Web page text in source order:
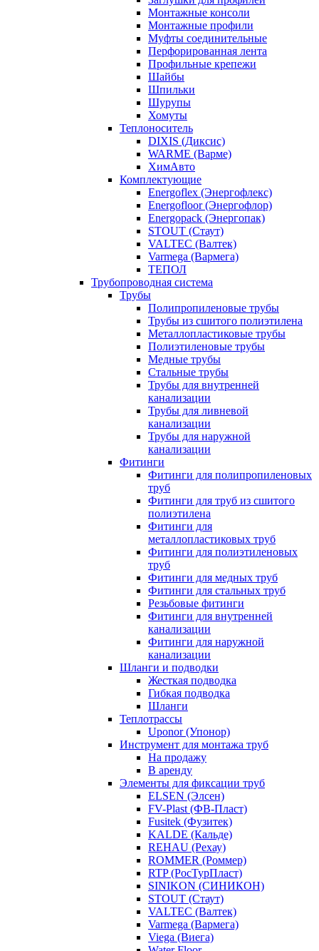
Монтажные консоли
Монтажные профили
Муфты соединительные
Перфорированная лента
Профильные крепежи
Шайбы
Шпильки
Шурупы
Хомуты
Теплоноситель
DIXIS (Диксис)
WARME (Варме)
ХимАвто
Комплектующие
Energoflex (Энергофлекс)
Energofloor (Энергофлор)
Energopack (Энергопак)
STOUT (Стаут)
VALTEC (Валтек)
Varmega (Вармега)
ТЕПОЛ
Трубопроводная система
Трубы
Полипропиленовые трубы
Трубы из сшитого полиэтилена
Металлопластиковые трубы
Полиэтиленовые трубы
Медные трубы
Стальные трубы
Трубы для внутренней
канализации
Трубы для ливневой
канализации
Трубы для наружной
канализации
Фитинги
Фитинги для полипропиленовых
труб
Фитинги для труб из сшитого
полиэтилена
Фитинги для
металлопластиковых труб
Фитинги для полиэтиленовых
труб
Фитинги для медных труб
Фитинги для стальных труб
Резьбовые фитинги
Фитинги для внутренней
канализации
Фитинги для наружной
канализации
Шланги и подводки
Жесткая подводка
Гибкая подводка
Шланги
Теплотрассы
Uponor (Упонор)
Инструмент для монтажа труб
На продажу
В аренду
Элементы для фиксации труб
ELSEN (Элсен)
FV-Plast (ФВ-Пласт)
Fusitek (Фузитек)
KALDE (Кальде)
REHAU (Рехау)
ROMMER (Роммер)
RTP (РосТурПласт)
SINIKON (СИНИКОН)
STOUT (Стаут)
VALTEC (Валтек)
Varmega (Вармега)
Viega (Виега)